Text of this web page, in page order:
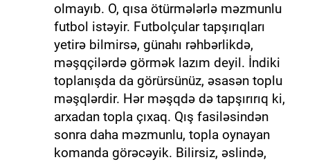
olmayıb. O, qısa ötürmələrlə məzmunlu
futbol istəyir. Futbolçular tapşırıqları
yetirə bilmirsə, günahı rəhbərlikdə,
məşqçilərdə görmək lazım deyil. İndiki
toplanışda da görürsünüz, əsasən toplu
məşqlərdir. Hər məşqdə də tapşırırıq ki,
arxadan topla çıxaq. Qış fasiləsindən
sonra daha məzmunlu, topla oynayan
komanda görəcəyik. Bilirsiz, əslində,